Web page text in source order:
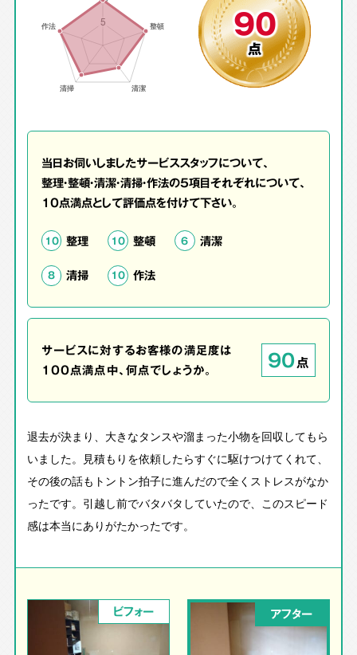
90
点
当日お伺いしましたサービススタッフについて、
整理・整頓・清潔・清掃・作法の5項目それぞれについて、
10点満点として評価点を付けて下さい。
10 整理 10 整頓 6 清潔
8 清掃 10 作法
サービスに対するお客様の満足度は
100点満点中、何点でしょうか。
90点
退去が決まり、大きなタンスや溜まった小物を回収してもら
いました。見積もりを依頼したらすぐに駆けつけてくれて、
その後の話もトントン拍子に進んだので全くストレスがなか
ったです。引越し前でバタバタしていたので、このスピード
感は本当にありがたかったです。
ビフォー アフター